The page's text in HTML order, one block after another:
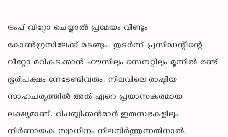
ട്രംപ് വീറ്റോ ചെയ്താൽ പ്രമേയം വീണ്ടും
കോൺഗ്രസിലേക്ക് മടങ്ങും. തുടർന്ന് പ്രസിഡന്റിന്റെ
വീറ്റോ മറികടക്കാൻ ഹൗസിലും സെനറ്റിലും മൂന്നിൽ രണ്ട്
ഭൂരിപക്ഷം നേടേണ്ടിവരും. നിലവിലെ രാഷ്ട്രീയ
സാഹചര്യത്തിൽ അത് ഏറെ പ്രയാസകരമായ
ലക്ഷ്യമാണ്. റിപ്പബ്ലിക്കൻമാർ ഇരുസഭകളിലും
നിർണായക സ്വാധീനം നിലനിർത്തുന്നതിനാൽ,